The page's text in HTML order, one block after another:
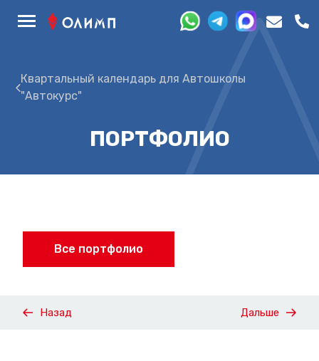
Квартальный календарь для Автошколы
"Автокурс"
ПОРТФОЛИО
Все портфолио
Назад Дальше